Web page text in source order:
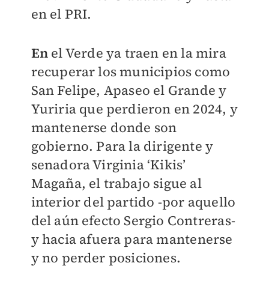
en el PRI.
Enel Verde ya traen en la mira
recuperar los municipios como
San Felipe, Apaseo el Grande y
Yuriria que perdieron en 2024, y
mantenerse donde son
gobierno. Para la dirigente y
senadora Virginia ‘Kikis’
Magaña, el trabajo sigue al
interior del partido -por aquello
del aún efecto Sergio Contreras-
y hacia afuera para mantenerse
y no perder posiciones.